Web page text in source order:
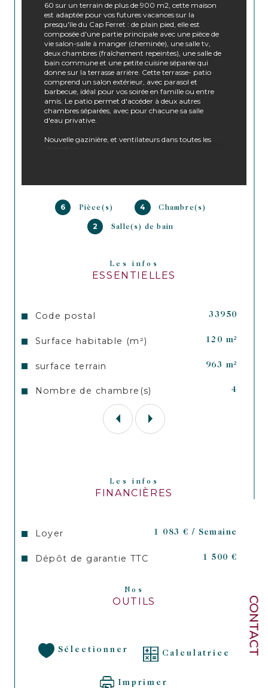
CONTACT
6 Pièce(s) 4 Chambre(s)
2 Salle(s) de bain
Les infos
ESSENTIELLES
Caractéristiques Valeurs
Code postal 33950
Surface habitable (m²) 120 m²
surface terrain 963 m²
Nombre de chambre(s) 4
60 sur un terrain de plus de 900 m2, cette maison
est adaptée pour vos futures vacances sur la
presqu'île du Cap Ferret : de plain pied, elle est
composée d'une partie principale avec une pièce de
vie salon-salle à manger (cheminée), une salle tv,
deux chambres (fraîchement repeintes), une salle de
bain commune et une petite cuisine séparée qui
donne sur la terrasse arrière. Cette terrasse- patio
comprend un salon extérieur, avec parasol et
barbecue, idéal pour vos soirée en famille ou entre
amis. Le patio permet d'accéder à deux autres
chambres séparées, avec pour chacune sa salle
d'eau privative.
Nouvelle gazinière, et ventilateurs dans toutes les
chambres.
Les infos
FINANCIÈRES
Loyer 1 083 € / Semaine
Dépôt de garantie TTC 1 500 €
Nos
OUTILS
Sélectionner Calculatrice
Imprimer